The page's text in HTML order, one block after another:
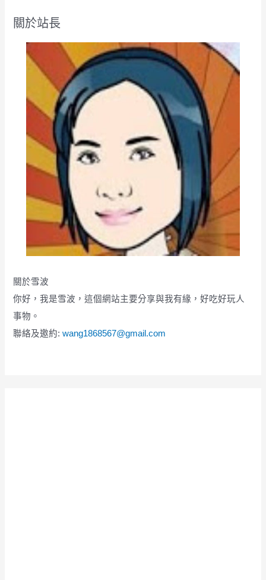
字
關於站長
關於雪波
你好，我是雪波，這個網站主要分享與我有緣，好吃好玩人
事物。
聯絡及邀約:wang1868567@gmail.com